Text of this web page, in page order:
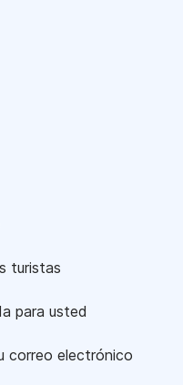
turistas
para usted
correo electrónico